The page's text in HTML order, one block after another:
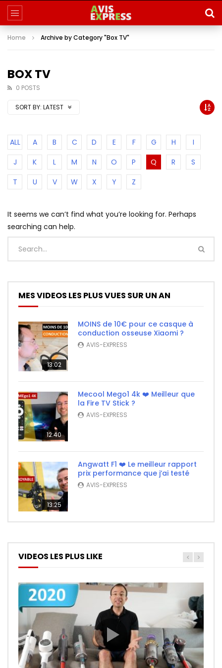
Home Archive by Category "Box TV"
BOX TV
0 POSTS
SORT BY: LATEST
ALL A B C D E F G H
I
J
K L M N O P Q R
S
T
U V W X Y Z
It seems we can’t find what you’re looking for. Perhaps
searching can help.
MES VIDEOS LES PLUS VUES SUR UN AN
13:02
MOINS de 10€ pour ce casque à
conduction osseuse Xiaomi ?
AVIS-EXPRESS
12:40
Mecool Mego1 4k ❤️ Meilleur que
la Fire TV Stick ?
AVIS-EXPRESS
13:25
Angwatt F1 ❤️ Le meilleur rapport
prix performance que j’ai testé
AVIS-EXPRESS
VIDEOS LES PLUS LIKE